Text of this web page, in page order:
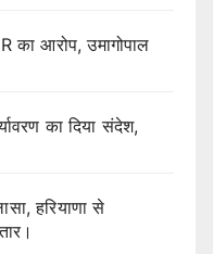
का आरोप, उमागोपाल
का दिया संदेश,
हरियाणा से